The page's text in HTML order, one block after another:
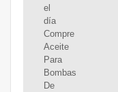
el
día
Compre
Aceite
Para
Bombas
De